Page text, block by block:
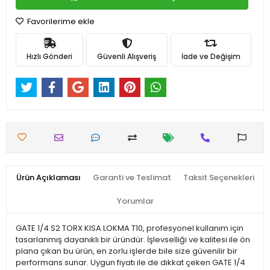
Favorilerime ekle
Hızlı Gönderi Güvenli Alışveriş İade ve Değişim
Ürün Açıklaması Garanti ve Teslimat Taksit Seçenekleri
Yorumlar
GATE 1/4 S2 TORX KISA LOKMA T10, profesyonel kullanım için
tasarlanmış dayanıklı bir üründür. İşlevselliği ve kalitesi ile ön
plana çıkan bu ürün, en zorlu işlerde bile size güvenilir bir
performans sunar. Uygun fiyatı ile de dikkat çeken GATE 1/4